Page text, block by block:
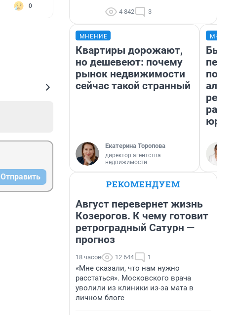
0
Отправить
4 842 3
МНЕНИЕ
Квартиры дорожают,
но дешевеют: почему
рынок недвижимости
сейчас такой странный
Екатерина Торопова
директор агентства
недвижимости
Был
РЕКОМЕНДУЕМ
Август перевернет жизнь
Козерогов. К чему готовит
ретроградный Сатурн —
прогноз
18 часов 12 644 1
«Мне сказали, что нам нужно
расстаться». Московского врача
уволили из клиники из-за мата в
личном блоге